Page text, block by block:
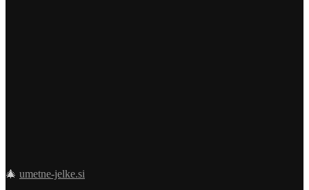
🎄 umetne-jelke.si